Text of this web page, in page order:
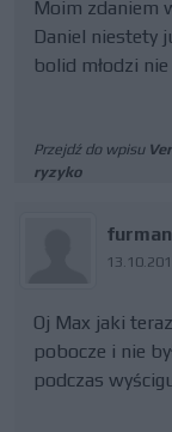
Moim zdaniem
Daniel niestety
bolid młodzi
Przejdź do wpisu
ryzyko
Oj Max jaki
pobocze i nie
podczas